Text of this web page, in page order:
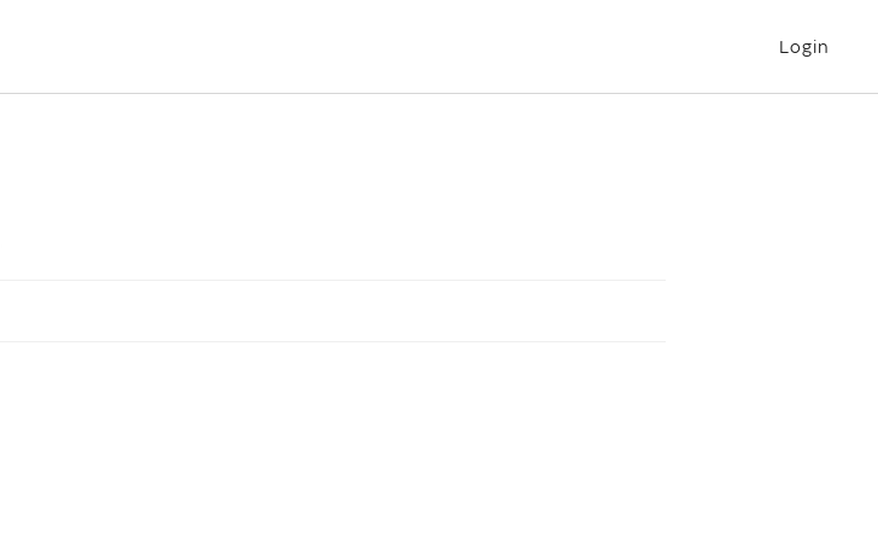
Login